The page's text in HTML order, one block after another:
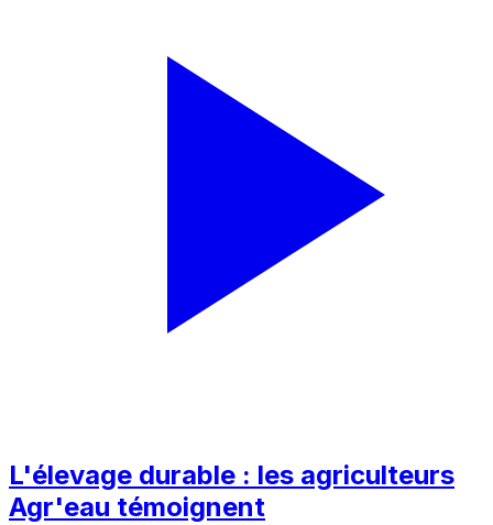
L'élevage durable : les agriculteurs
Agr'eau témoignent